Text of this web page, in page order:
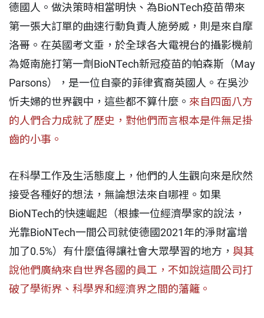
德國人。做決策時相當明快、為BioNTech疫苗帶來
第一張大訂單的曲速行動負責人施勞威，則是來自摩
洛哥。在英國考文垂，於全球各大電視台的攝影機前
為姬南施打第一劑BioNTech新冠疫苗的帕森斯（May
Parsons），是一位自豪的菲律賓裔英國人。在吳沙
忻夫婦的世界觀中，這些都不算什麼。 來自四面八方
的人們合力成就了歷史，對他們而言根本是件無足掛
齒的小事。
在科學工作及生活態度上，他們的人生觀向來是欣然
接受各種好的想法，無論想法來自哪裡。如果
BioNTech的快速崛起（根據一位經濟學家的說法，
光靠BioNTech一間公司就使德國2021年的淨財富增
加了0.5%）有什麼值得讓社會大眾學習的地方， 與其
說他們廣納來自世界各國的員工，不如說這間公司打
破了學術界、科學界和經濟界之間的藩籬。